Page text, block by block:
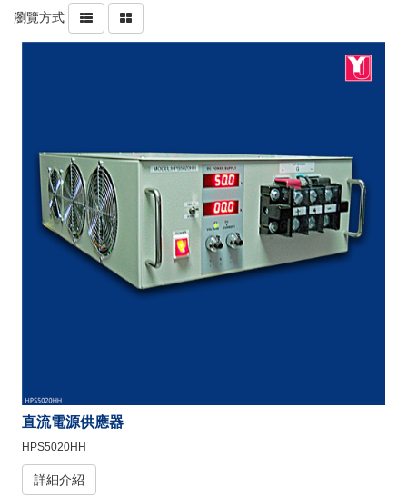
瀏覽方式
直流電源供應器
HPS5020HH
詳細介紹